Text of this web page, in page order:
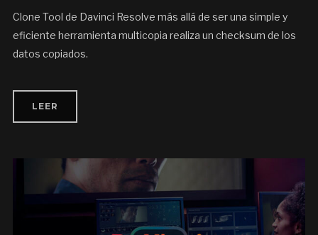
Clone Tool de Davinci Resolve más allá de ser una simple y
eficiente herramienta multicopia realiza un checksum de los
datos copiados.
LEER